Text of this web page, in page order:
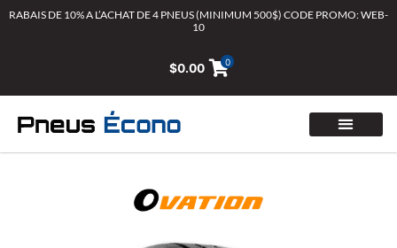
AllerRABAIS DE 10% A L’ACHAT DE 4 PNEUS (MINIMUM 500$) CODE PROMO: WEB-
10
$0.00 0